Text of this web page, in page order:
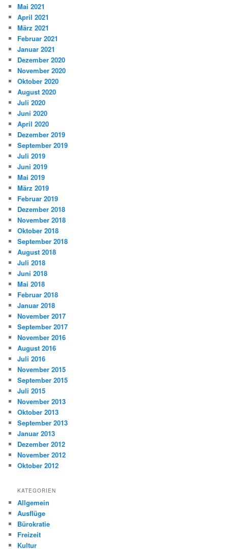
Mai 2021
April 2021
März 2021
Februar 2021
Januar 2021
Dezember 2020
November 2020
Oktober 2020
August 2020
Juli 2020
Juni 2020
April 2020
Dezember 2019
September 2019
Juli 2019
Juni 2019
Mai 2019
März 2019
Februar 2019
Dezember 2018
November 2018
Oktober 2018
September 2018
August 2018
Juli 2018
Juni 2018
Mai 2018
Februar 2018
Januar 2018
November 2017
September 2017
November 2016
August 2016
Juli 2016
November 2015
September 2015
Juli 2015
November 2013
Oktober 2013
September 2013
Januar 2013
Dezember 2012
November 2012
Oktober 2012
KATEGORIEN
Allgemein
Ausflüge
Bürokratie
Freizeit
Kultur